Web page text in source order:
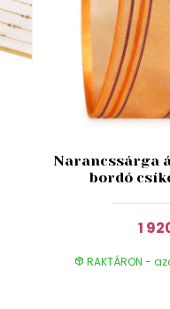
Narancssárga
bordó
1
RAKTÁRON -